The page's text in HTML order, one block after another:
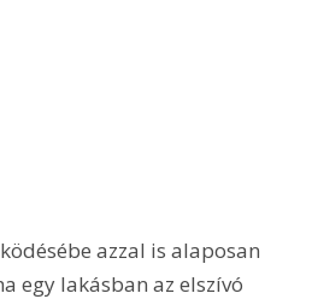
azzal is alaposan
egy lakásban az elszívó